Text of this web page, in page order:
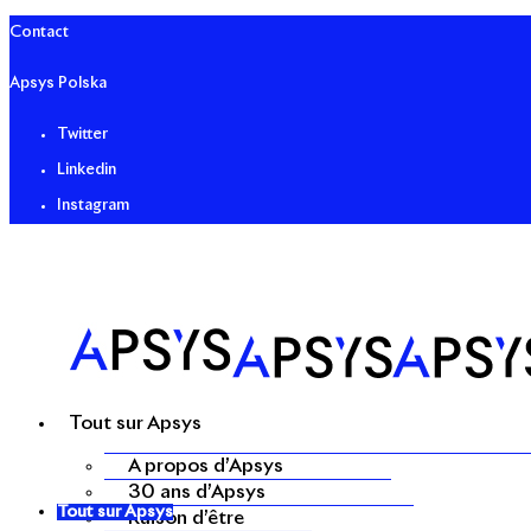
Contact
Apsys Polska
Twitter
Linkedin
Instagram
Tout sur Apsys
A propos d’Apsys
30 ans d’Apsys
Raison d’être
Tout sur Apsys